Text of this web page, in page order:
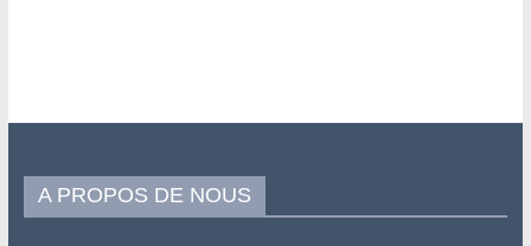
A PROPOS DE NOUS